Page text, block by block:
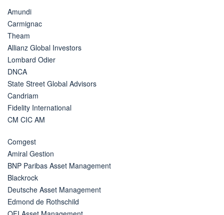
Amundi
Carmignac
Theam
Allianz Global Investors
Lombard Odier
DNCA
State Street Global Advisors
Candriam
Fidelity International
CM CIC AM
Comgest
Amiral Gestion
BNP Paribas Asset Management
Blackrock
Deutsche Asset Management
Edmond de Rothschild